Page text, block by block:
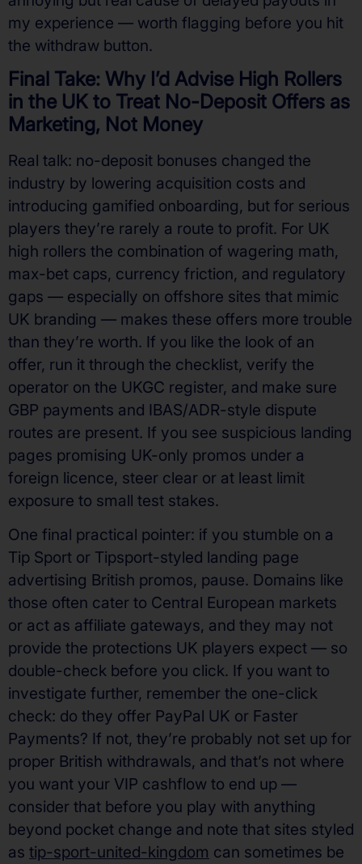
my experience — worth flagging before you hit
the withdraw button.
Final Take: Why I’d Advise High Rollers
in the UK to Treat No-Deposit Offers as
Marketing, Not Money
Real talk: no-deposit bonuses changed the
industry by lowering acquisition costs and
introducing gamified onboarding, but for serious
players they’re rarely a route to profit. For UK
high rollers the combination of wagering math,
max-bet caps, currency friction, and regulatory
gaps — especially on offshore sites that mimic
UK branding — makes these offers more trouble
than they’re worth. If you like the look of an
offer, run it through the checklist, verify the
operator on the UKGC register, and make sure
GBP payments and IBAS/ADR-style dispute
routes are present. If you see suspicious landing
pages promising UK-only promos under a
foreign licence, steer clear or at least limit
exposure to small test stakes.
One final practical pointer: if you stumble on a
Tip Sport or Tipsport-styled landing page
advertising British promos, pause. Domains like
those often cater to Central European markets
or act as affiliate gateways, and they may not
provide the protections UK players expect — so
double-check before you click. If you want to
investigate further, remember the one-click
check: do they offer PayPal UK or Faster
Payments? If not, they’re probably not set up for
proper British withdrawals, and that’s not where
you want your VIP cashflow to end up —
consider that before you play with anything
beyond pocket change and note that sites styled
as tip-sport-united-kingdom can sometimes be